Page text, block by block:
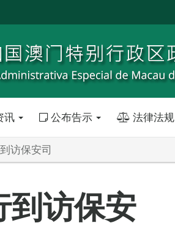
讯 公布告示 法律法规
访保安司
到访保安